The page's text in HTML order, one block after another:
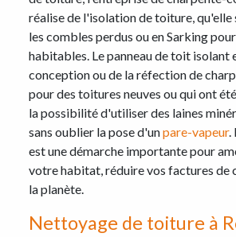
réalise de l'isolation de toiture,
les combles perdus ou en Sarking
habitables. Le panneau de toit isolant
conception ou de la réfection de
pour des toitures neuves ou qui ont
la possibilité d'utiliser des laines
sans oublier la pose d'unpare-vapeur.
est une démarche importante pour
votre habitat, réduire vos factures de
la planète.
Nettoyage de toiture à